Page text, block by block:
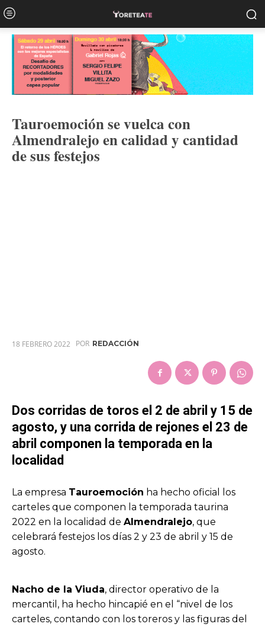
Tauroemoción se vuelca con
Almendralejo en calidad y cantidad
de sus festejos
18 FEBRERO 2022 POR REDACCIÓN
Dos corridas de toros el 2 de abril y 15 de
agosto, y una corrida de rejones el 23 de
abril componen la temporada en la
localidad
La empresa Tauroemoción ha hecho oficial los
carteles que componen la temporada taurina
2022 en la localidad de Almendralejo, que
celebrará festejos los días 2 y 23 de abril y 15 de
agosto.
Nacho de la Viuda, director operativo de la
mercantil, ha hecho hincapié en el “nivel de los
carteles, contando con los toreros y las figuras del